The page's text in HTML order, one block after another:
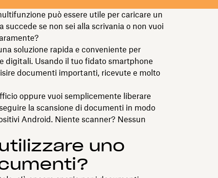
può essere utile per caricare un
se non sei alla scrivania o non vuoi
soluzione rapida e conveniente per
digitali. Usando il tuo fidato smartphone
documenti importanti, ricevute e molto
oppure vuoi semplicemente liberare
la scansione di documenti in modo
Android. Niente scanner? Nessun
uno